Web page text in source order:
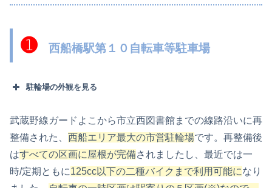
➊西船橋駅第１０自転車等駐車場
駐輪場の外観を見る
武蔵野線ガードよこから市立西図書館までの線路沿いに再
整備された、 西船エリア最大の市営駐輪場です。再整備後
はすべての区画に屋根が完備されましたし、最近では一
時/定期ともに125cc以下の二種バイクまで利用可能になり